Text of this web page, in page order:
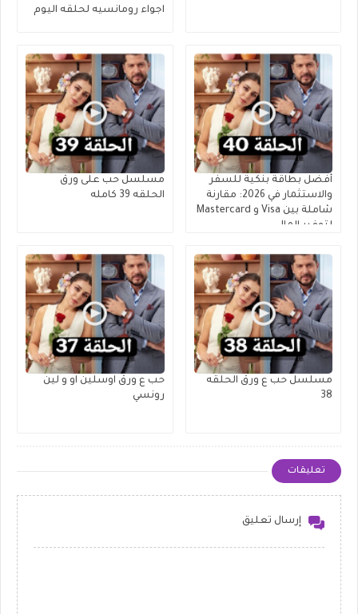
اجواء رومانسيه لحلقه اليوم
أفضل بطاقة بنكية للسفر
والاستثمار في 2026: مقارنة
شاملة بين Visa و Mastercard
لتوفير المال
مسلسل حب على ورق
الحلقه 39 كامله
مسلسل حب ع ورق الحلقه
38
حب ع ورق اوسلين او و لين
رونسي
تعليقات
إرسال تعليق